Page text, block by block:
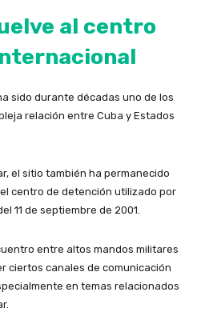
al centro
sido durante décadas uno de los
relación entre Cuba y Estados
el sitio también ha permanecido
centro de detención utilizado por
11 de septiembre de 2001.
entre altos mandos militares
ciertos canales de comunicación
en temas relacionados